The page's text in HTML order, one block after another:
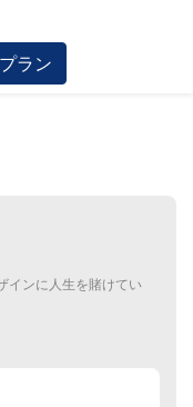
ラン
インに人生を賭けてい